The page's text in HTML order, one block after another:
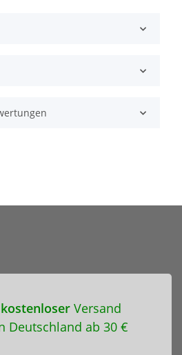
kostenloser Versand
Deutschland ab 30 €